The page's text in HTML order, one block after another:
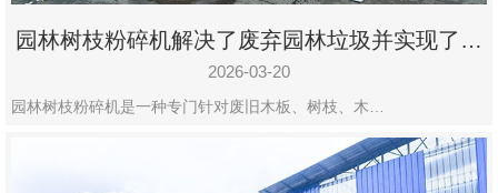
园林树枝粉碎机解决了废弃园林垃圾并实现了再
利用
2026-03-20
园林树枝粉碎机是一种专门针对废旧木板、树枝、木…